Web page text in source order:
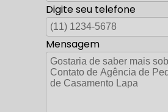
Digite seu telefone
Mensagem